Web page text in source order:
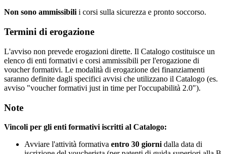
Non sono ammissibilii corsi sulla sicurezza e pronto soccorso.
Termini di erogazione
L'avviso non prevede erogazioni dirette. Il Catalogo costituisce un
elenco di enti formativi e corsi ammissibili per l'erogazione di
voucher formativi. Le modalità di erogazione dei finanziamenti
saranno definite dagli specifici avvisi che utilizzano il Catalogo (es.
avviso "voucher formativi just in time per l'occupabilità 2.0").
Note
Vincoli per gli enti formativi iscritti al Catalogo:
Avviare l'attività formativa entro 30 giorni dalla data di